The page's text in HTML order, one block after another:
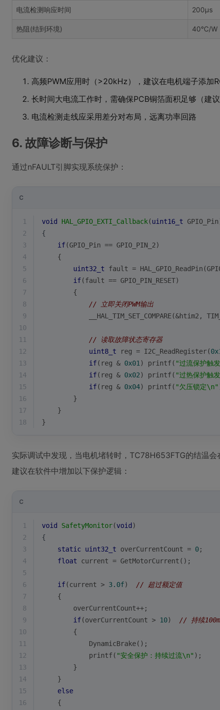
电流检测响应时间 200μs
热阻(结到环境) 40°C/W
优化建议：
高频PWM应用时（>20kHz），建议在电机端子添加
长时间大电流工作时，需确保PCB铜箔面积足够（建
电流检测走线应采用差分对布局，远离功率回路
6. 故障诊断与保护
通过nFAULT引脚实现系统保护：
C
1 void HAL_GPIO_EXTI_Callback(uint16_t
2
{
3
if(GPIO_Pin == GPIO_PIN_2)
4
    {
5
uint32_t fault =
6
if(fault == GPIO_PIN_RESET)
7
        {
8
// 立即关闭PWM输出
9
__HAL_TIM_SET_COMPARE(&htim2,
10
11
// 读取故障状态寄存器
12
uint8_t reg = I2C_ReadRegister(
13
if(reg & 0x01 ) printf ( "过流保护触
14
if(reg & 0x02) printf ( "过热保护触
15
if(reg & 0x04) printf ( "欠压锁定\n"
16
        }
17
    }
18
}
实际调试中发现，当电机堵转时，TC78H653FTG的结温
建议在软件中增加以下保护逻辑：
C
1 void SafetyMonitor(void )
2
{
3
static uint32_t overCurrentCount = 0;
4
float current = GetMotorCurrent();
5
6
if(current > 3.0f) // 超过额定值
7
    {
8
        overCurrentCount++;
9
if(overCurrentCount > 10) // 持续
10
        {
11
            DynamicBrake();
12
printf ( "安全保护：持续过流\n" );
13
        }
14
    }
15
else
16
    {